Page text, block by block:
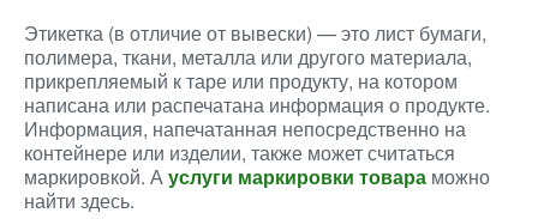
Этикетка (в отличие от вывески) — это лист бумаги,
полимера, ткани, металла или другого материала,
прикрепляемый к таре или продукту, на котором
написана или распечатана информация о продукте.
Информация, напечатанная непосредственно на
контейнере или изделии, также может считаться
маркировкой. Ауслуги маркировки товара можно
найти здесь.